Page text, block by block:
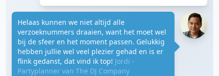
Helaas kunnen we niet altijd alle
verzoeknummers draaien, want het moet wel
bij de sfeer en het moment passen. Gelukkig
hebben jullie wel veel plezier gehad en is er
flink gedanst, dat vind ik top! Jordi -
Partyplanner van The DJ Company